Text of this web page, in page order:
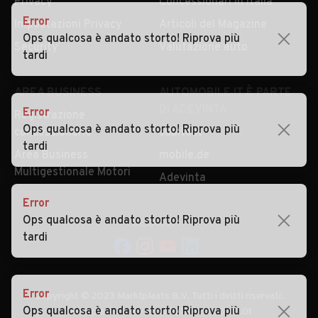
Impostazioni Privacy
Security
Valutazione auto
AREA BUSINESS
Registrazione
concessionario
Multigestionale Motori
AUTOMOBILE.IT È PARTE
subito.it
Adevinta
SEGUICI
Copyright © 2023 Marktplaats B.V. Tutti i diritti riservati.
Marktplaats B.V. - P.IVA 803.603.307.B.01
Error
Ops qualcosa è andato storto! Riprova più
tardi
Error
Ops qualcosa è andato storto! Riprova più
tardi
Error
Ops qualcosa è andato storto! Riprova più
tardi
Error
Ops qualcosa è andato storto! Riprova più